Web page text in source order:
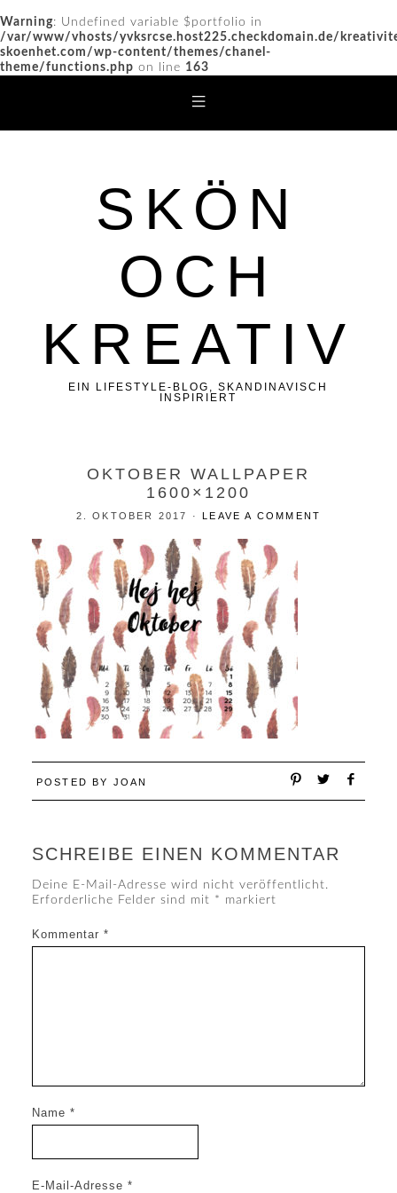
Warning: Undefined variable $portfolio in
/var/www/vhosts/yvksrcse.host225.checkdomain.de/
skoenhet.com/wp-content/themes/chanel-
theme/functions.php on line 163
SKÖN
OCH
KREATIV
EIN LIFESTYLE-BLOG, SKANDINAVISCH
INSPIRIERT
OKTOBER WALLPAPER
1600×1200
2. OKTOBER 2017 ·LEAVE A COMMENT
POSTED BY JOAN
SCHREIBE EINEN KOMMENTAR
Deine E-Mail-Adresse wird nicht veröffentlicht.
Erforderliche Felder sind mit * markiert
Kommentar *
Name *
E-Mail-Adresse *